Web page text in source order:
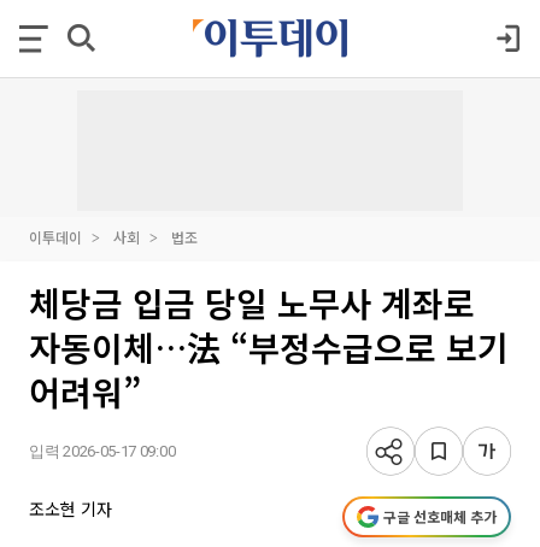
이투데이 사회 법조
체당금 입금 당일 노무사 계좌로
자동이체…法 “부정수급으로 보기
어려워”
입력 2026-05-17 09:00
조소현 기자 구글 선호매체 추가